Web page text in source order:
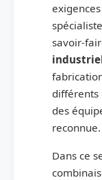
savoir-
différents
des
reconnue.
Dans ce